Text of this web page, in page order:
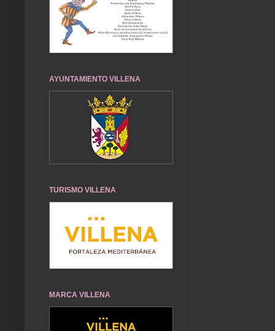
AYUNTAMIENTO VILLENA
TURISMO VILLENA
MARCA VILLENA